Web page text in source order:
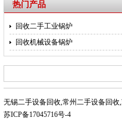
热门产品
回收二手工业锅炉
回收机械设备锅炉
无锡二手设备回收 常州二手设备回收
苏ICP备17045716号-4